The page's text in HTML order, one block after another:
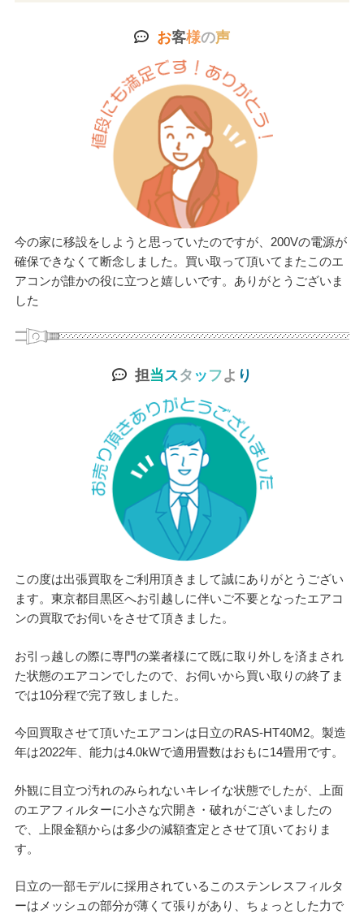
お客様の声
今の家に移設をしようと思っていたのですが、200Vの電源が
確保できなくて断念しました。買い取って頂いてまたこのエ
アコンが誰かの役に立つと嬉しいです。ありがとうございま
した
担当スタ ッ フよ り
この度は出張買取をご利用頂きまして誠にありがとうござい
ます。東京都目黒区へお引越しに伴いご不要となったエアコ
ンの買取でお伺いをさせて頂きました。
お引っ越しの際に専門の業者様にて既に取り外しを済まされ
た状態のエアコンでしたので、お伺いから買い取りの終了ま
では10分程で完了致しました。
今回買取させて頂いたエアコンは日立のRAS-HT40M2。製造
年は2022年、能力は4.0kWで適用畳数はおもに14畳用です。
外観に目立つ汚れのみられないキレイな状態でしたが、上面
のエアフィルターに小さな穴開き・破れがございましたの
で、上限金額からは多少の減額査定とさせて頂いておりま
す。
日立の一部モデルに採用されているこのステンレスフィルタ
ーはメッシュの部分が薄くて張りがあり、ちょっとした力で